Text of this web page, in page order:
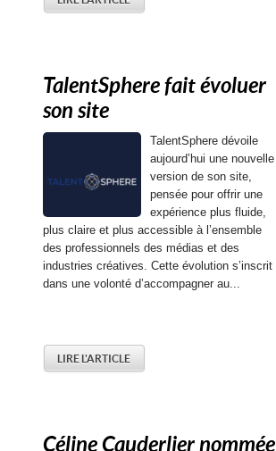
TalentSphere fait évoluer
son site
TalentSphere dévoile
aujourd’hui une nouvelle
version de son site,
pensée pour offrir une
expérience plus fluide,
plus claire et plus accessible à l’ensemble
des professionnels des médias et des
industries créatives. Cette évolution s’inscrit
dans une volonté d’accompagner au...
LIRE L'ARTICLE
Céline Cauderlier nommée